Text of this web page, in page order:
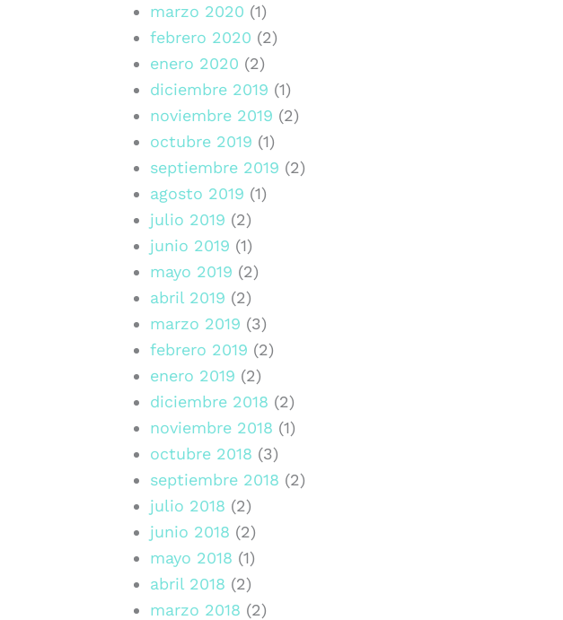
marzo 2020 (1)
febrero 2020 (2)
enero 2020 (2)
diciembre 2019 (1)
noviembre 2019 (2)
octubre 2019 (1)
septiembre 2019 (2)
agosto 2019 (1)
julio 2019 (2)
junio 2019 (1)
mayo 2019 (2)
abril 2019 (2)
marzo 2019 (3)
febrero 2019 (2)
enero 2019 (2)
diciembre 2018 (2)
noviembre 2018 (1)
octubre 2018 (3)
septiembre 2018 (2)
julio 2018 (2)
junio 2018 (2)
mayo 2018 (1)
abril 2018 (2)
marzo 2018 (2)